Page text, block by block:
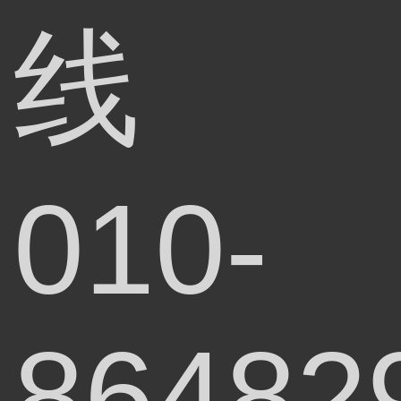
线
010-